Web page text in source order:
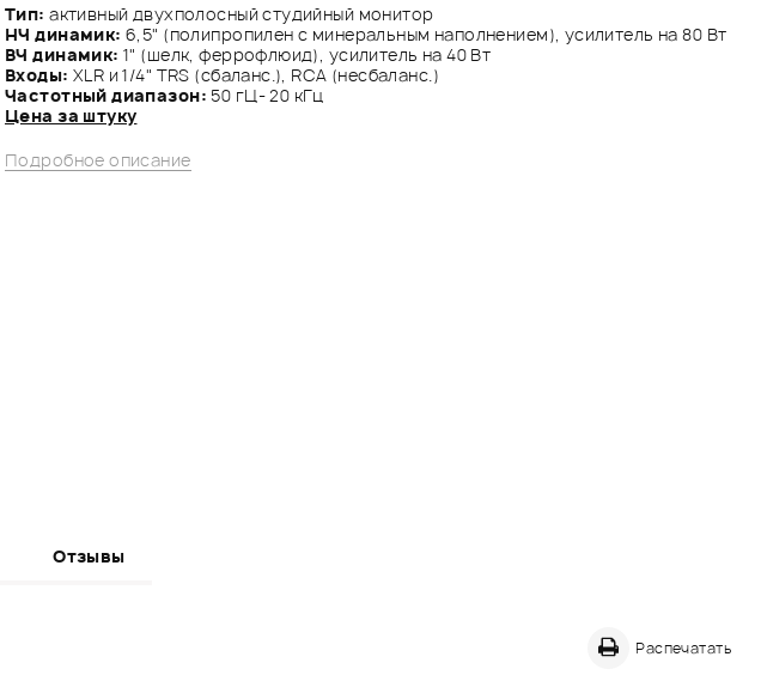
Тип: активный двухполосный студийный монитор
НЧ динамик: 6,5" (полипропилен c минеральным наполнением), усилитель на 80 Вт
ВЧ динамик: 1" (шелк, феррофлюид), усилитель на 40 Вт
Входы: XLR и 1/4" TRS (сбаланс.), RCA (несбаланс.)
Частотный диапазон: 50 гЦ- 20 кГц
Цена за штуку
Подробное описание
Отзывы
Распечатать